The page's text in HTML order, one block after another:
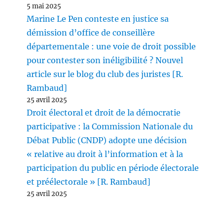
5 mai 2025
Marine Le Pen conteste en justice sa
démission d’office de conseillère
départementale : une voie de droit possible
pour contester son inéligibilité ? Nouvel
article sur le blog du club des juristes [R.
Rambaud]
25 avril 2025
Droit électoral et droit de la démocratie
participative : la Commission Nationale du
Débat Public (CNDP) adopte une décision
« relative au droit à l’information et à la
participation du public en période électorale
et préélectorale » [R. Rambaud]
25 avril 2025